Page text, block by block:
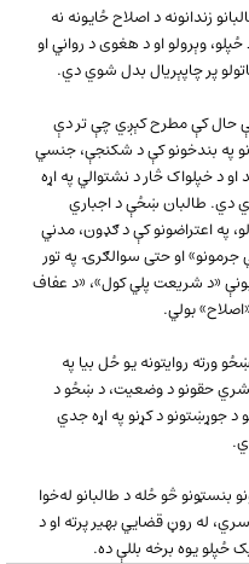
زندانونه د اصلاح ځایونه نه
وېرولو او د هغوی د رواني او
پر چاپېریال بدل شوي دي.
حال کې مطرح کېږي چې تر دې
په بندخونو کې د شکنجې، جنسي
او د خپلواک څار د نشتوالي په اړه
دي. طالبان ښځې د اجباري
په اعتراضونو کې د ګډون، مدني
جرمونو» او حتی سوالګرۍ په تور
«د شریعت پلي کول»، «د عفاف
بولي.
ورته روایتونه یو ځل بیا په
حقونو د وضعیت، د ښځو د
د جوړښتونو د کړنو په اړه جدي
نړیوالو بشري حقونو بنسټونو څو ځله د طالبانو له‌خوا
د ښځو نیول خپل‌سري، له روڼ قضايي بهیر پرته او د
یوه برخه بللې ده.